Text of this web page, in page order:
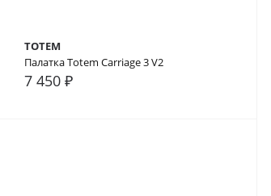
TOTEM
Палатка Totem Carriage 3 V2
7 450 ₽
В сравнение